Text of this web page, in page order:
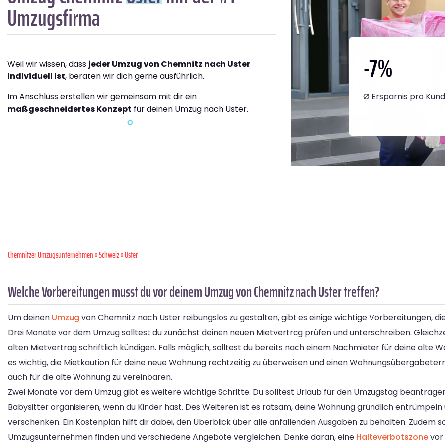
Umzugsfirma
Weil wir wissen, dass jeder Umzug von Chemnitz nach Uster
individuell ist, beraten wir dich gerne ausführlich.
Im Anschluss erstellen wir gemeinsam mit dir ein
maßgeschneidertes Konzept für deinen Umzug nach Uster.
-7%
Ø Ersparnis pro
Chemnitzer Umzugsunternehmen»Schweiz» Uster
Welche Vorbereitungen musst du vor deinem Umzug von Chemnitz nach Uster treffen?
Um deinen Umzug von Chemnitz nach Uster reibungslos zu gestalten, gibt es einige wichtige Vorbereitungen,
Drei Monate vor dem Umzug solltest du zunächst deinen neuen Mietvertrag prüfen und unterschreiben.
alten Mietvertrag schriftlich kündigen. Falls möglich, solltest du bereits nach einem Nachmieter für deine alte
es wichtig, die Mietkaution für deine neue Wohnung rechtzeitig zu überweisen und einen
auch für die alte Wohnung zu vereinbaren.
Zwei Monate vor dem Umzug gibt es weitere wichtige Schritte. Du solltest Urlaub für den Umzugstag
Babysitter organisieren, wenn du Kinder hast. Des Weiteren ist es ratsam, deine Wohnung gründlich
verschenken. Ein Kostenplan hilft dir dabei, den Überblick über alle anfallenden Ausgaben zu behalten. Zudem
Umzugsunternehmen finden und verschiedene Angebote vergleichen. Denke daran, eine Halteverbotszonevor